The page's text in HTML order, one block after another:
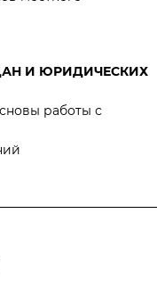
И ЮРИДИЧЕСКИХ
работы с